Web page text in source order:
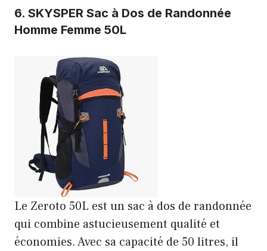
6. SKYSPER Sac à Dos de Randonnée
Homme Femme 50L
Le Zeroto 50L est un sac à dos de randonnée
qui combine astucieusement qualité et
économies. Avec sa capacité de 50 litres, il